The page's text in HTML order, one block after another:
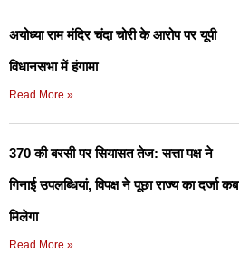
अयोध्या राम मंदिर चंदा चोरी के आरोप पर यूपी
विधानसभा में हंगामा
Read More »
370 की बरसी पर सियासत तेज: सत्ता पक्ष ने
गिनाई उपलब्धियां, विपक्ष ने पूछा राज्य का दर्जा कब
मिलेगा
Read More »